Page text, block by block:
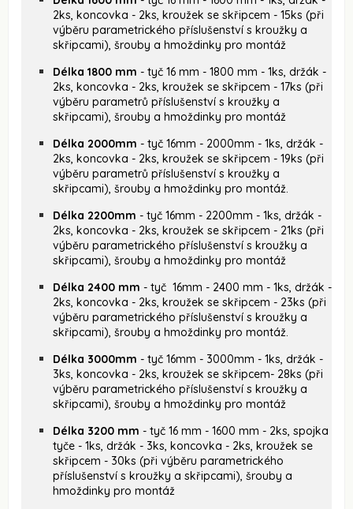
2ks, koncovka - 2ks, kroužek se skřipcem - 15ks (při
výběru parametrického příslušenství s kroužky a
skřipcami), šrouby a hmoždinky pro montáž
Délka 1800 mm - tyč 16 mm - 1800 mm - 1ks, držák -
2ks, koncovka - 2ks, kroužek se skřipcem - 17ks (při
výběru parametrů příslušenství s kroužky a
skřipcami), šrouby a hmoždinky pro montáž
Délka 2000mm - tyč 16mm - 2000mm - 1ks, držák -
2ks, koncovka - 2ks, kroužek se skřipcem - 19ks (při
výběru parametrů příslušenství s kroužky a
skřipcami), šrouby a hmoždinky pro montáž.
Délka 2200mm - tyč 16mm - 2200mm - 1ks, držák -
2ks, koncovka - 2ks, kroužek se skřipcem - 21ks (při
výběru parametrického příslušenství s kroužky a
skřipcami), šrouby a hmoždinky pro montáž
Délka 2400 mm - tyč 16mm - 2400 mm - 1ks, držák -
2ks, koncovka - 2ks, kroužek se skřipcem - 23ks (při
výběru parametrického příslušenství s kroužky a
skřipcami), šrouby a hmoždinky pro montáž.
Délka 3000mm - tyč 16mm - 3000mm - 1ks, držák -
3ks, koncovka - 2ks, kroužek se skřipcem- 28ks (při
výběru parametrického příslušenství s kroužky a
skřipcami), šrouby a hmoždinky pro montáž
Délka 3200 mm - tyč 16 mm - 1600 mm - 2ks, spojka
tyče - 1ks, držák - 3ks, koncovka - 2ks, kroužek se
skřipcem - 30ks (při výběru parametrického
příslušenství s kroužky a skřipcami), šrouby a
hmoždinky pro montáž